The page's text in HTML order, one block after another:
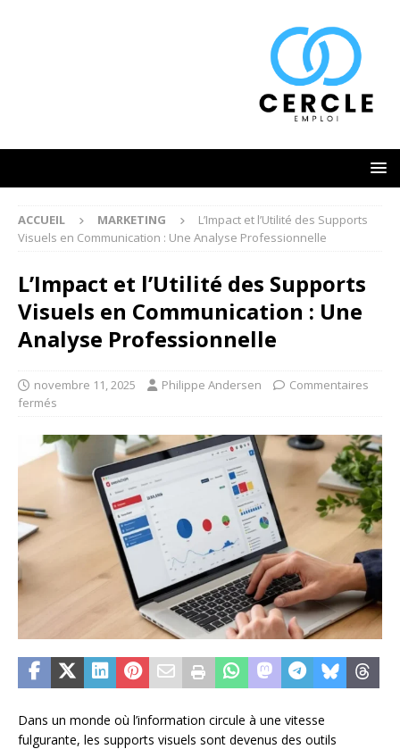
ACCUEIL MARKETING
L’Impact et l’Utilité des Supports
Visuels en Communication : Une Analyse Professionnelle
L’Impact et l’Utilité des Supports
Visuels en Communication : Une
Analyse Professionnelle
novembre 11, 2025 Philippe Andersen
Commentaires
fermés
Dans un monde où l’information circule à une vitesse
fulgurante, les supports visuels sont devenus des outils